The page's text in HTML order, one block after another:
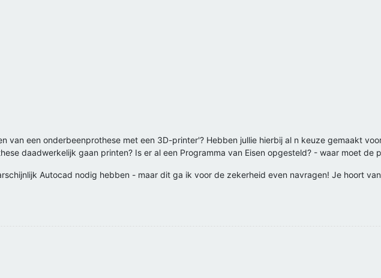
van een onderbeenprothese met een 3D-printer'? Hebben jullie hierbij al n keuze gemaakt
daadwerkelijk gaan printen? Is er al een Programma van Eisen opgesteld? - waar moet de
Autocad nodig hebben - maar dit ga ik voor de zekerheid even navragen! Je hoort